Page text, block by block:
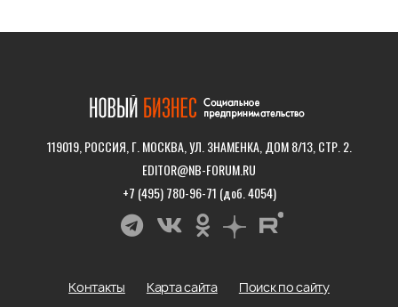
119019, РОССИЯ, Г. МОСКВА, УЛ. ЗНАМЕНКА, ДОМ 8/13, СТР. 2.
EDITOR@NB-FORUM.RU
+7 (495) 780-96-71 (доб. 4054)
Контакты Карта сайта
Поиск по сайту